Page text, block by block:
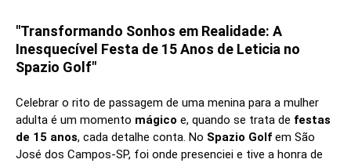
"Transformando Sonhos em Realidade: A
Inesquecível Festa de 15 Anos de Leticia no
Spazio Golf"
Celebrar o rito de passagem de uma menina para a mulher
adulta é um momento mágico e, quando se trata de festas
de 15 anos, cada detalhe conta. No Spazio Golf em São
José dos Campos-SP, foi onde presenciei e tive a honra de